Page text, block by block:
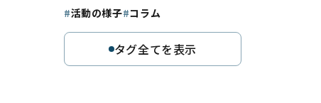
活動の様子 コラム
タグ全てを表示